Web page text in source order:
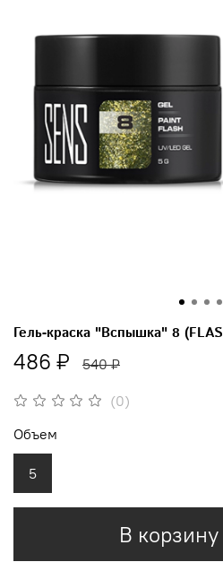
(0)
Гель-краска "Вспышка" 8
486 ₽ 540 ₽
В корзину
Объем
5